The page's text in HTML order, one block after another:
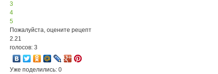
3
4
5
Пожалуйста, оцените рецепт
2.21
голосов: 3
Уже поделились: 0